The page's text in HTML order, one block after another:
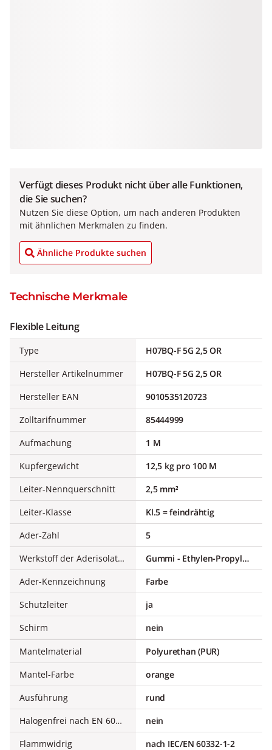
Verfügt dieses Produkt nicht über alle Funktionen,
die Sie suchen?
Nutzen Sie diese Option, um nach anderen Produkten
mit ähnlichen Merkmalen zu finden.
Ähnliche Produkte suchen
Technische Merkmale
Flexible Leitung
Type
H07BQ-F 5G 2,5 OR
Hersteller Artikelnummer
H07BQ-F 5G 2,5 OR
Hersteller EAN
9010535120723
Zolltarifnummer
85444999
Aufmachung
1 M
Kupfergewicht
12,5 kg pro 100 M
Leiter-Nennquerschnitt
2,5 mm²
Leiter-Klasse
Kl.5 = feindrähtig
Ader-Zahl
5
Werkstoff der Aderisolation
Gummi - Ethylen-Propylen-Kautschuk (EPR)
Ader-Kennzeichnung
Farbe
Schutzleiter
ja
Schirm
nein
Mantelmaterial
Polyurethan (PUR)
Mantel-Farbe
orange
Ausführung
rund
Halogenfrei nach EN 60754-1/2
nein
Flammwidrig
nach IEC/EN 60332-1-2